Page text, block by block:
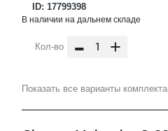
ID: 17799398
В наличии на дальнем складе
Кол-во - +
Показать все варианты